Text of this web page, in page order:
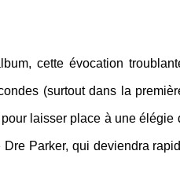
cette évocation
(surtout dans la
laisser place à une élégie
Parker, qui deviendra